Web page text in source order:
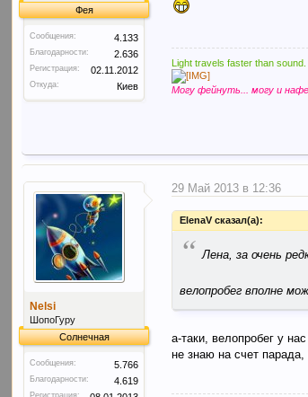
Фея
Сообщения: 4.133
Благодарности: 2.636
Регистрация: 02.11.2012
Откуда: Киев
Light travels faster than
Могу фейнуть... могу и
Nelsi
ШопоГуру
Солнечная
Сообщения: 5.766
Благодарности: 4.619
Регистрация:
29 Май 2013 в 12:36
ElenaV сказал(а):
“ Лена, за очень
велопробег вполне
а-таки, велопробег у
не знаю на счет